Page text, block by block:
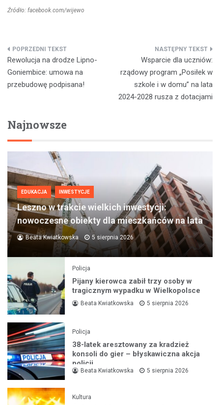
Źródło: facebook.com/wijewo
Nawigacja
wpisu
Rewolucja na drodze Lipno-
Goniembice: umowa na
przebudowę podpisana!
Wsparcie dla uczniów:
rządowy program „Posiłek w
szkole i w domu” na lata
2024-2028 rusza z dotacjami
Najnowsze
EDUKACJA INWESTYCJE
Leszno w trakcie wielkich inwestycji:
nowoczesne obiekty dla mieszkańców na lata
Beata Kwiatkowska 5 sierpnia 2026
Policja
Pijany kierowca zabił trzy osoby w
tragicznym wypadku w Wielkopolsce
Beata Kwiatkowska 5 sierpnia 2026
Policja
38-latek aresztowany za kradzież
konsoli do gier – błyskawiczna akcja
policji
Beata Kwiatkowska 5 sierpnia 2026
Kultura